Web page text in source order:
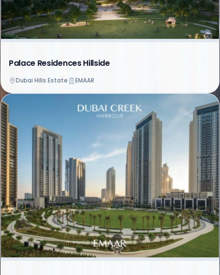
Palace Residences Hillside
Dubai Hills Estate EMAAR